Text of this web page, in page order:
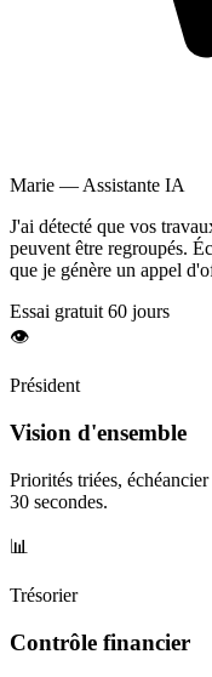
Marie — Assistante IA
J'ai détecté que vos
peuvent être regroupés.
que je génère un appel
Essai gratuit 60 jours
👁️
Président
Vision d'ensemble
Priorités triées,
30 secondes.
📊
Trésorier
Contrôle financier